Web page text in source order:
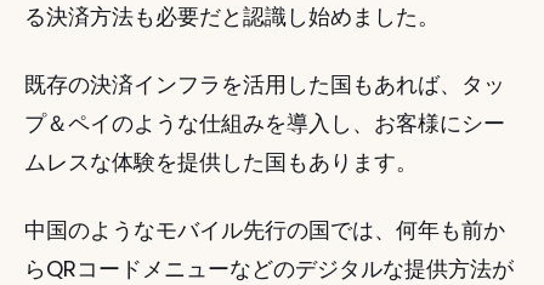
る決済方法も必要だと認識し始めました。
既存の決済インフラを活用した国もあれば、タッ
プ＆ペイのような仕組みを導入し、お客様にシー
ムレスな体験を提供した国もあります。
中国のようなモバイル先行の国では、何年も前か
らQRコードメニューなどのデジタルな提供方法が